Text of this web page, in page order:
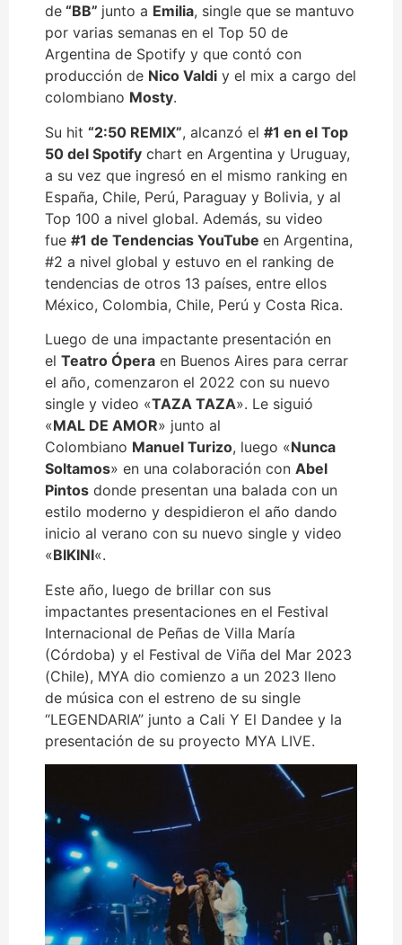
de “BB” junto a Emilia, single que se mantuvo
por varias semanas en el Top 50 de
Argentina de Spotify y que contó con
producción de Nico Valdi y el mix a cargo del
colombiano Mosty.
Su hit “2:50 REMIX”, alcanzó el #1 en el Top
50 del Spotify chart en Argentina y Uruguay,
a su vez que ingresó en el mismo ranking en
España, Chile, Perú, Paraguay y Bolivia, y al
Top 100 a nivel global. Además, su video
fue #1 de Tendencias YouTube en Argentina,
#2 a nivel global y estuvo en el ranking de
tendencias de otros 13 países, entre ellos
México, Colombia, Chile, Perú y Costa Rica.
Luego de una impactante presentación en
el Teatro Ópera en Buenos Aires para cerrar
el año, comenzaron el 2022 con su nuevo
single y video «TAZA TAZA». Le siguió
«MAL DE AMOR» junto al
Colombiano Manuel Turizo, luego «Nunca
Soltamos» en una colaboración con Abel
Pintos donde presentan una balada con un
estilo moderno y despidieron el año dando
inicio al verano con su nuevo single y video
«BIKINI«.
Este año, luego de brillar con sus
impactantes presentaciones en el Festival
Internacional de Peñas de Villa María
(Córdoba) y el Festival de Viña del Mar 2023
(Chile), MYA dio comienzo a un 2023 lleno
de música con el estreno de su single
“LEGENDARIA” junto a Cali Y El Dandee y la
presentación de su proyecto MYA LIVE.